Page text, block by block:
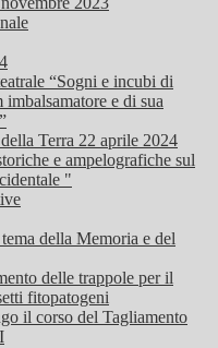
“Sogni e incubi di
e di sua
Terra 22 aprile 2024
e ampelografiche sul
"
della Memoria e del
delle trappole per il
fitopatogeni
il corso del Tagliamento